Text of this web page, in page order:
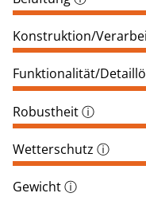
Konstruktion/
Funktionalität/
Robustheitⓘ
Wetterschutz ⓘ
Gewichtⓘ